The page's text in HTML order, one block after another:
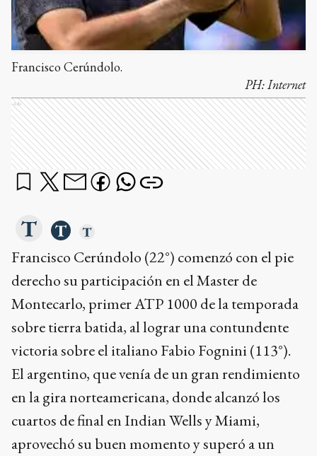
Francisco Cerúndolo.
PH:Internet
Ads
Francisco Cerúndolo (22°) comenzó con el pie
derecho su participación en el Master de
Montecarlo, primer ATP 1000 de la temporada
sobre tierra batida, al lograr una contundente
victoria sobre el italiano Fabio Fognini (113°).
El argentino, que venía de un gran rendimiento
en la gira norteamericana, donde alcanzó los
cuartos de final en Indian Wells y Miami,
aprovechó su buen momento y superó a un